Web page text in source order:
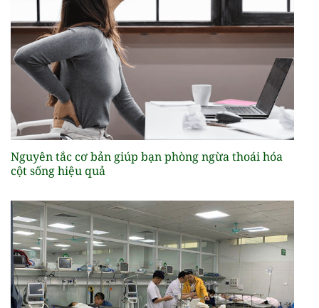
Nguyên tắc cơ bản giúp bạn phòng ngừa thoái hóa
cột sống hiệu quả